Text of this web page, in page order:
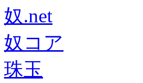
奴.net
奴コア
珠玉